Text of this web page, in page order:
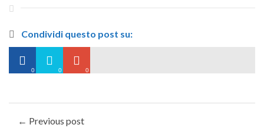
Condividi questo post su:
0 0 0
← Previous post